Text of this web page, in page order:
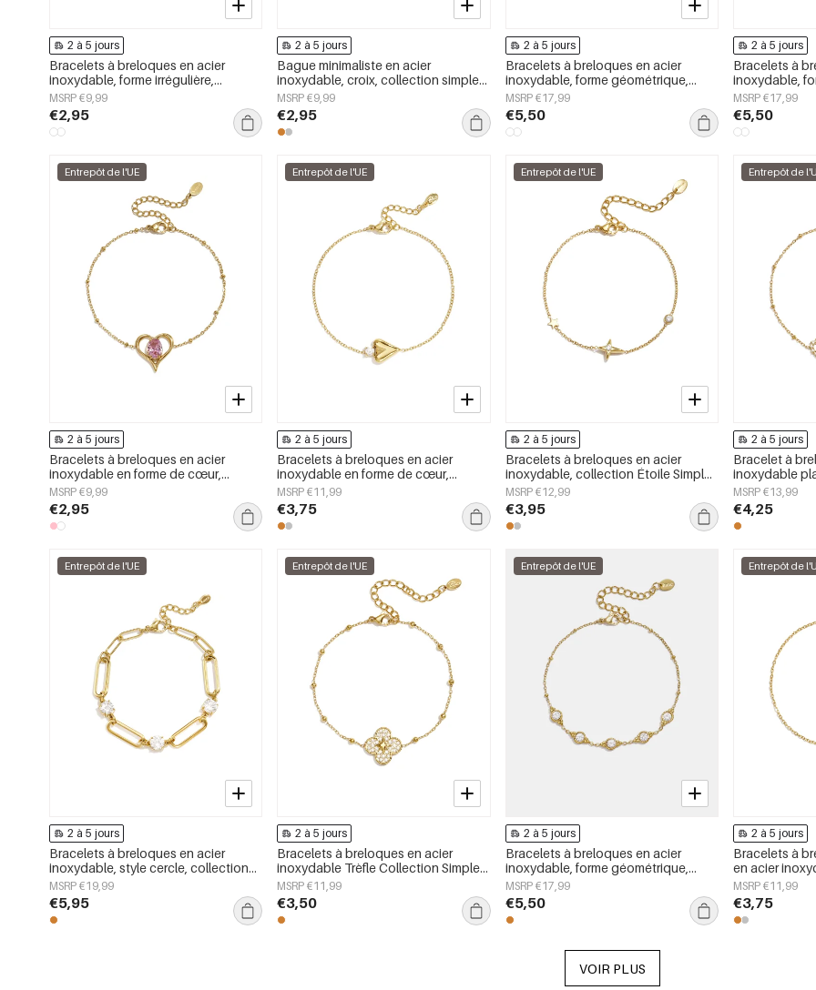
2 à 5 jours
Bracelets à breloques en acier
inoxydable, forme irrégulière,
collection Simple Daily Simple, bijoux
pour femmes
MSRP €9,99
€2,95
2 à 5 jours
Bague minimaliste en acier
inoxydable, croix, collection simple
pour le quotidien, bijoux pour
femmes
MSRP €9,99
€2,95
2 à 5 jours
Bracelets à breloques en acier
inoxydable, forme géométrique,
collection Simple Daily Simple, bijoux
pour femmes
MSRP €17,99
€5,50
2 à 5 jours
Bracelets à
inoxydable,
collection
pour femmes
MSRP €17,99
€5,50
Entrepôt de l'UE
2 à 5 jours
Bracelets à breloques en acier
inoxydable en forme de cœur,
collection Daily Simple, bijoux pour
femmes
MSRP €9,99
€2,95
Entrepôt de l'UE
2 à 5 jours
Bracelets à breloques en acier
inoxydable en forme de cœur,
collection Daily Simple, bijoux pour
femmes
MSRP €11,99
€3,75
Entrepôt de l'UE
2 à 5 jours
Bracelets à breloques en acier
inoxydable, collection Étoile Simple
Daily Simple, bijoux pour femmes
MSRP €12,99
€3,95
Entrepôt de
2 à 5 jours
Bracelet à
inoxydable
motif cœur,
bijoux pour
MSRP €13,99
€4,25
Entrepôt de l'UE
2 à 5 jours
Bracelets à breloques en acier
inoxydable, style cercle, collection
Daily Simple, bijoux pour femmes
MSRP €19,99
€5,95
Entrepôt de l'UE
2 à 5 jours
Bracelets à breloques en acier
inoxydable Trèfle Collection Simple
Daily Simple Bijoux pour femmes
MSRP €11,99
€3,50
Entrepôt de l'UE
2 à 5 jours
Bracelets à breloques en acier
inoxydable, forme géométrique,
collection Simple Daily Simple, bijoux
pour femmes
MSRP €17,99
€5,50
Entrepôt de
2 à 5 jours
Bracelets à
en acier
Simple Daily
femmes
MSRP €11,99
€3,75
VOIR PLUS